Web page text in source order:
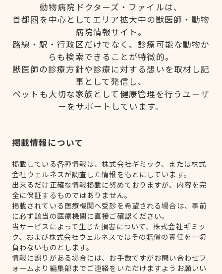
動物病院ドクターズ・ファイルは、
首都圏を中心としてエリア拡大中の獣医師・動物
病院情報サイト。
路線・駅・行政区だけでなく、診療可能な動物か
らも検索できることが特徴的。
獣医師の診療方針や診療に対する想いを取材し記
事として発信し、
ペットも大切な家族として健康管理を行うユーザ
ーをサポートしています。
掲載情報について
掲載している各種情報は、株式会社ギミック、または株式
会社ウェルネスが調査した情報をもとにしています。
出来るだけ正確な情報掲載に努めておりますが、内容を完
全に保証するものではありません。
掲載されている医療機関へ受診を希望される場合は、事前
に必ず該当の医療機関に直接ご確認ください。
当サービスによって生じた損害について、株式会社ギミッ
ク、および株式会社ウェルネスではその賠償の責任を一切
負わないものとします。
情報に誤りがある場合には、お手数ですがお問い合わせフ
ォームより編集部までご連絡をいただけますようお願いい